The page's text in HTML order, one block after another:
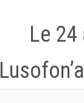
Le 24